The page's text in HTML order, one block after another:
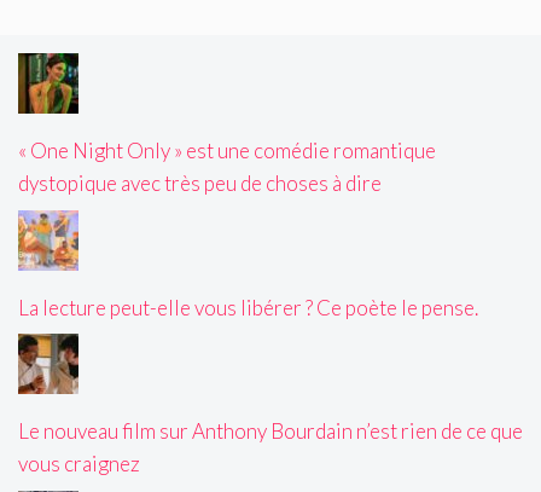
« One Night Only » est une comédie romantique
dystopique avec très peu de choses à dire
La lecture peut-elle vous libérer ? Ce poète le pense.
Le nouveau film sur Anthony Bourdain n’est rien de ce que
vous craignez